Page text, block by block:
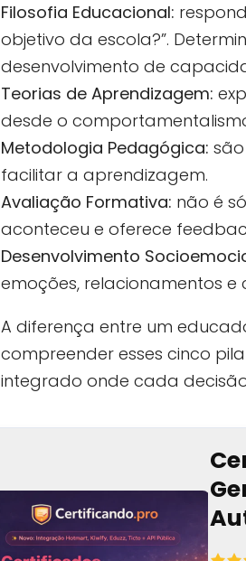
Filosofia Educacional:
objetivo da escola?”.
desenvolvimento de
Teorias de Aprendizagem:
desde o
Metodologia Pedagógica:
facilitar a aprendizagem.
Avaliação Formativa: não é
aconteceu e oferece
Desenvolvimento
emoções, relacionamentos
A diferença entre um
compreender esses cinco
integrado onde cada